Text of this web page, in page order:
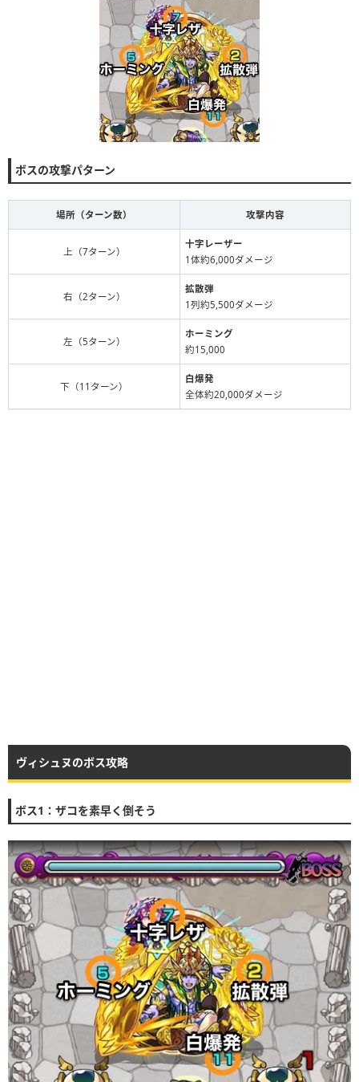
ボスの攻撃パターン
場所（ターン数） 攻撃内容
上（7ターン）
十字レーザー
1体約6,000ダメージ
右（2ターン）
拡散弾
1列約5,500ダメージ
左（5ターン）
ホーミング
約15,000
下（11ターン）
白爆発
全体約20,000ダメージ
ヴィシュヌのボス攻略
ボス1：ザコを素早く倒そう